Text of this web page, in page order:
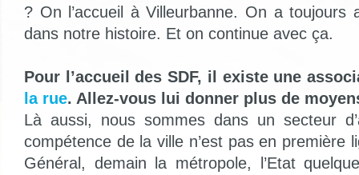
? On l’accueil à Villeurbanne. On a toujours
dans notre histoire. Et on continue avec ça.
Pour l’accueil des SDF, il existe une
la rue. Allez-vous lui donner plus de
Là aussi, nous sommes dans un secteur
compétence de la ville n’est pas en première
Général, demain la métropole, l’Etat